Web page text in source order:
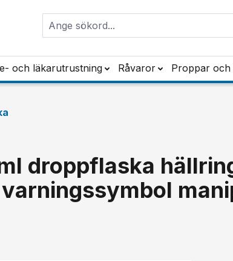
och läkarutrustning Råvaror Proppar och
droppflaska